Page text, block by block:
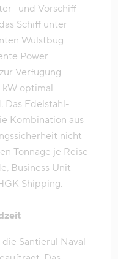
und Vorschiff
Schiff unter
Wulstbug
Power
Verfügung
kW optimal
Das Edelstahl-
Kombination aus
nicht
Tonnage je Reise
Business Unit
Shipping.
Santierul Naval